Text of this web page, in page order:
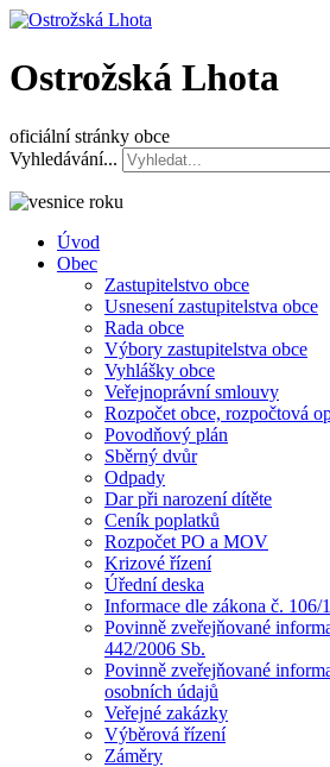
Ostrožská Lhota
oficiální stránky obce
Vyhledávání...
Úvod
Obec
Zastupitelstvo obce
Usnesení zastupitelstva obce
Rada obce
Výbory zastupitelstva obce
Vyhlášky obce
Veřejnoprávní smlouvy
Rozpočet obce, rozpočtová
Povodňový plán
Sběrný dvůr
Odpady
Dar při narození dítěte
Ceník poplatků
Rozpočet PO a MOV
Krizové řízení
Úřední deska
Informace dle zákona č. 106/
Povinně zveřejňované
442/2006 Sb.
Povinně zveřejňované
osobních údajů
Veřejné zakázky
Výběrová řízení
Záměry